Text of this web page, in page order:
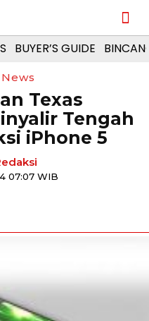
BUYER’S GUIDE
News
Texas
Tengah
iPhone 5
07:07 WIB